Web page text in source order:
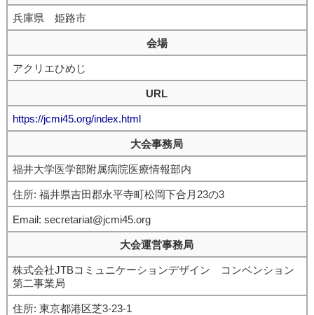
兵庫県 姫路市
会場
アクリエひめじ
URL
https://jcmi45.org/index.html
大会事務局
福井大学医学部附属病院医療情報部内
住所: 福井県吉田郡永平寺町松岡下合月23の3
Email: secretariat@jcmi45.org
大会運営事務局
株式会社JTBコミュニケーションデザイン コンベンション
第二事業局
住所: 東京都港区芝3-23-1